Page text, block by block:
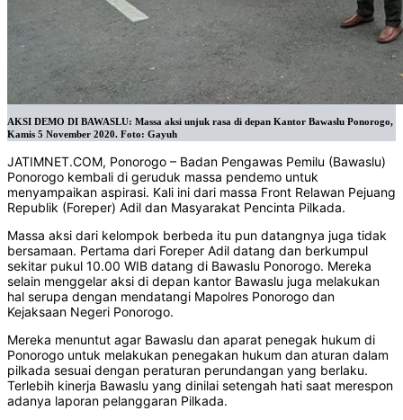
AKSI DEMO DI BAWASLU: Massa aksi unjuk rasa di depan Kantor Bawaslu Ponorogo,
Kamis 5 November 2020. Foto: Gayuh
JATIMNET.COM, Ponorogo – Badan Pengawas Pemilu (Bawaslu)
Ponorogo kembali di geruduk massa pendemo untuk
menyampaikan aspirasi. Kali ini dari massa Front Relawan Pejuang
Republik (Foreper) Adil dan Masyarakat Pencinta Pilkada.
Massa aksi dari kelompok berbeda itu pun datangnya juga tidak
bersamaan. Pertama dari Foreper Adil datang dan berkumpul
sekitar pukul 10.00 WIB datang di Bawaslu Ponorogo. Mereka
selain menggelar aksi di depan kantor Bawaslu juga melakukan
hal serupa dengan mendatangi Mapolres Ponorogo dan
Kejaksaan Negeri Ponorogo.
Mereka menuntut agar Bawaslu dan aparat penegak hukum di
Ponorogo untuk melakukan penegakan hukum dan aturan dalam
pilkada sesuai dengan peraturan perundangan yang berlaku.
Terlebih kinerja Bawaslu yang dinilai setengah hati saat merespon
adanya laporan pelanggaran Pilkada.